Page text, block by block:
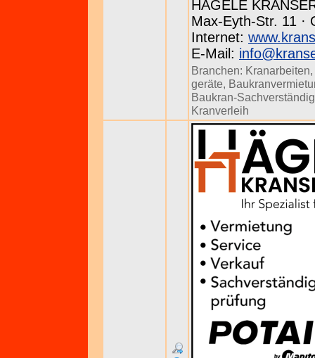
HÄGELE
Max-Eyth-Str. 11 ·
Internet:
E-Mail:
Branchen: Kranarbeiten,
geräte,
Baukran-
Kranverleih